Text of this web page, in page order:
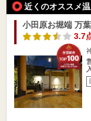
近くのオススメ
小田原お堀端 万
3.7